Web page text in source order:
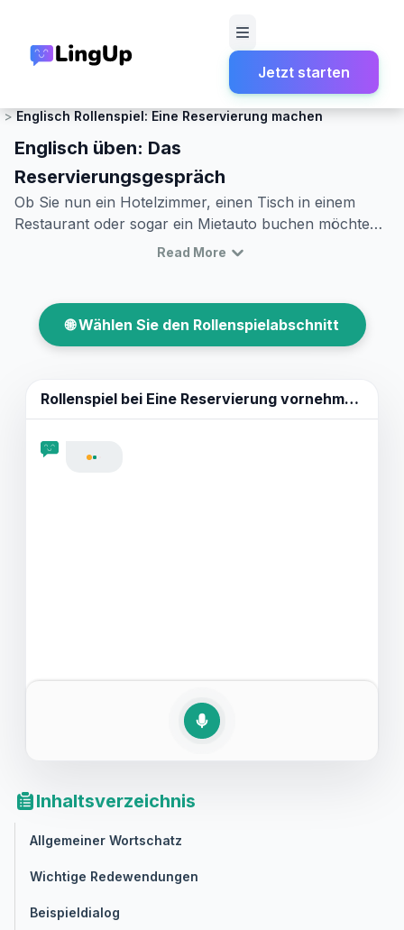
Jetzt starten
Restaurants und Gastronomie
Englisch Rollenspiel: Eine Reservierung machen
Englisch üben: Das
Reservierungsgespräch
Ob Sie nun ein Hotelzimmer, einen Tisch in einem
Restaurant oder sogar ein Mietauto buchen möchten,
die Fähigkeit, eine Reservierung auf Englisch
Erfahrungen und unschätzbarem Komfort öffnen. In
diesem Artikel konzentrieren wir uns auf das englische
grundlegenden Vokabeln und Schlüsselphrasen
ausgerüstet, werden Sie mehr Selbstvertrauen in
englischen Reservierungsgesprächen gewinnen. Egal,
ob Sie ein englisches Reservierungs-Rollenspiel üben
Read More
🌐 Wählen Sie den Rollenspielabschnitt
Rollenspiel bei Eine Reservierung vornehmen.
Inhaltsverzeichnis
Allgemeiner Wortschatz
Wichtige Redewendungen
Beispieldialog